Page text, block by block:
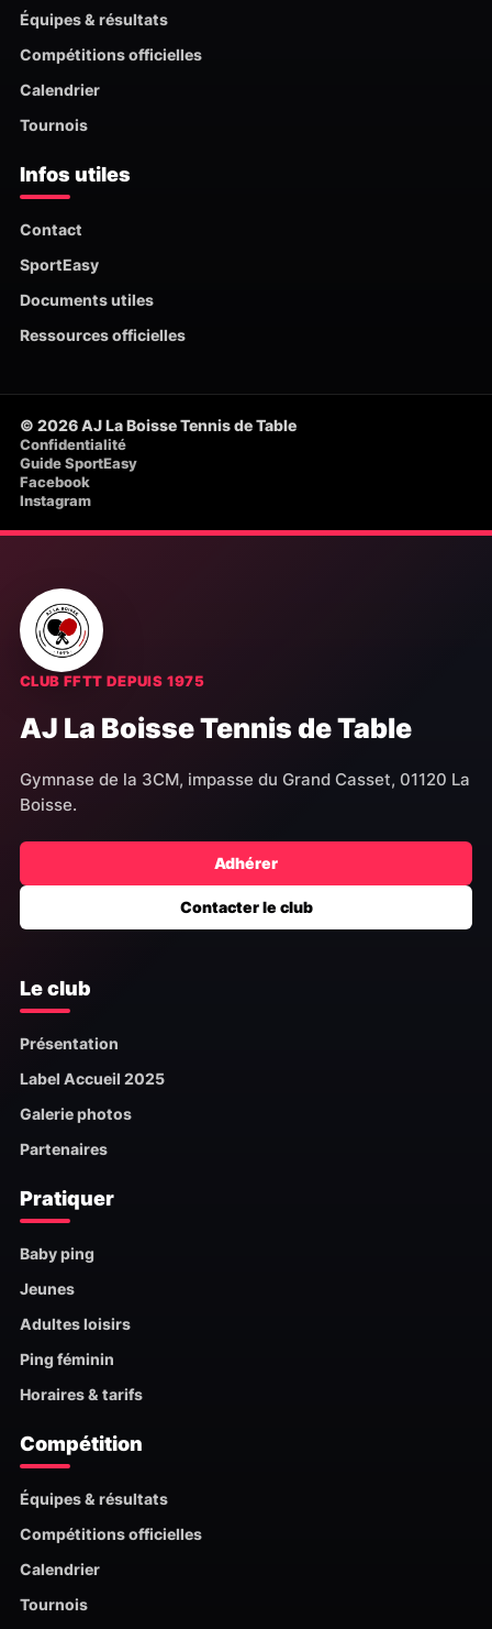
Équipes & résultats
Compétitions officielles
Calendrier
Tournois
Infos utiles
Contact
SportEasy
Documents utiles
Ressources officielles
© 2026 AJ La Boisse Tennis de Table
Confidentialité
Guide SportEasy
Facebook
Instagram
CLUB FFTT DEPUIS 1975
AJ La Boisse Tennis de Table
Gymnase de la 3CM, impasse du Grand Casset, 01120 La
Boisse.
Adhérer
Contacter le club
Le club
Présentation
Label Accueil 2025
Galerie photos
Partenaires
Pratiquer
Baby ping
Jeunes
Adultes loisirs
Ping féminin
Horaires & tarifs
Compétition
Équipes & résultats
Compétitions officielles
Calendrier
Tournois